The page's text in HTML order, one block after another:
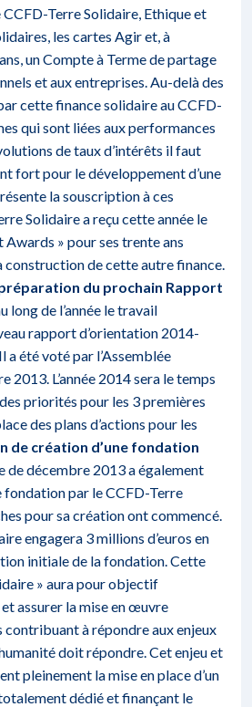
Terre Solidaire, Ethique et
les cartes Agir et, à
un Compte à Terme de partage
et aux entreprises. Au-delà des
cette finance solidaire au CCFD-
qui sont liées aux performances
de taux d’intérêts il faut
fort pour le développement d’une
la souscription à ces
Solidaire a reçu cette année le
» pour ses trente ans
construction de cette autre finance.
du prochain Rapport
long de l’année le travail
rapport d’orientation 2014-
a été voté par l’Assemblée
2013. L’année 2014 sera le temps
priorités pour les 3 premières
des plans d’actions pour les
de création d’une fondation
de décembre 2013 a également
fondation par le CCFD-Terre
pour sa création ont commencé.
engagera 3 millions d’euros en
initiale de la fondation. Cette
» aura pour objectif
assurer la mise en œuvre
contribuant à répondre aux enjeux
doit répondre. Cet enjeu et
pleinement la mise en place d’un
dédié et finançant le